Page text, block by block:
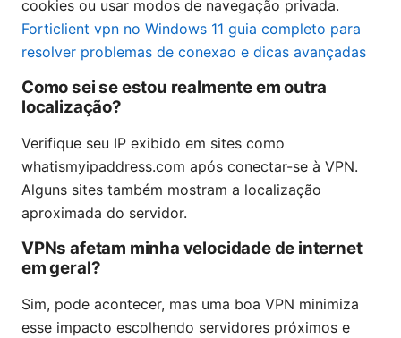
cookies ou usar modos de navegação privada.
Forticlient vpn no Windows 11 guia completo para
resolver problemas de conexao e dicas avançadas
Como sei se estou realmente em outra
localização?
Verifique seu IP exibido em sites como
whatismyipaddress.com após conectar-se à VPN.
Alguns sites também mostram a localização
aproximada do servidor.
VPNs afetam minha velocidade de internet
em geral?
Sim, pode acontecer, mas uma boa VPN minimiza
esse impacto escolhendo servidores próximos e